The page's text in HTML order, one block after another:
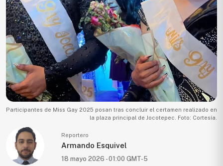
Turismo
Ecología
Movilidad
Seguridad
Educación
Salud
Economía
Entretenimiento
Participantes de Miss Gay 2025 posan tras concluir el certamen realizado en
la plaza principal de Jocotepec. Foto: Cortesía.
Reportero
Armando Esquivel
18 mayo 2026 - 01:00 GMT-5